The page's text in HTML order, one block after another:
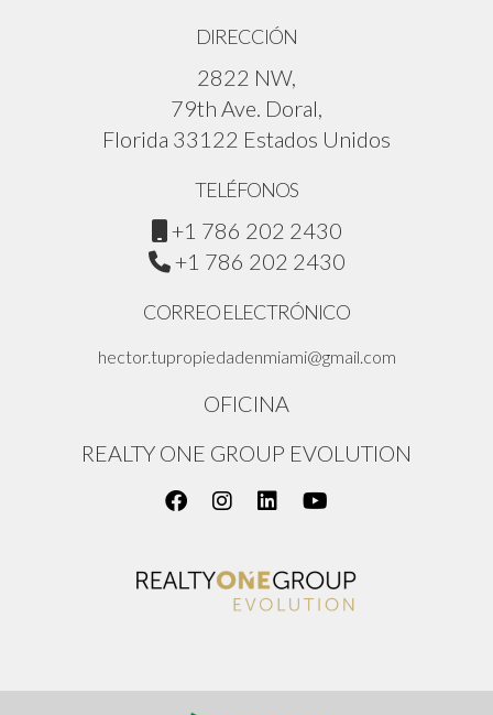
DIRECCIÓN
2822 NW,
79th Ave. Doral,
Florida 33122 Estados Unidos
TELÉFONOS
+1 786 202 2430
+1 786 202 2430
CORREO ELECTRÓNICO
hector.tupropiedadenmiami@gmail.com
OFICINA
REALTY ONE GROUP EVOLUTION